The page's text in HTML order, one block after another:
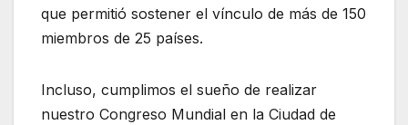
que permitió sostener el vínculo de más de 150
miembros de 25 países.
Incluso, cumplimos el sueño de realizar
nuestro Congreso Mundial en la Ciudad de